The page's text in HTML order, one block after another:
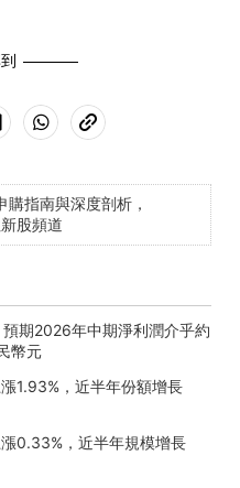
指南與深度剖析，
股頻道
期2026年中期淨利潤介乎約
幣元
1.93%，近半年份額增長
0.33%，近半年規模增長